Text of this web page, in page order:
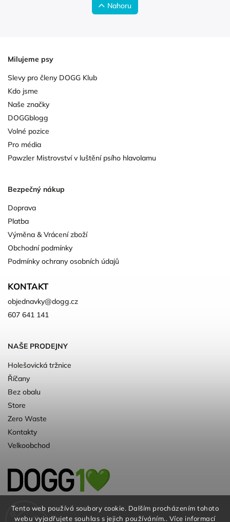
Tento web používá soubory cookie. Dalším procházením tohoto
webu vyjadřujete souhlas s jejich používáním.. Více informací
Nahoru
Milujeme psy
Slevy pro členy DOGG Klub
Kdo jsme
Naše značky
DOGGblogg
Volné pozice
Pro média
Pawzler Mistrovství v luštění psího hlavolamu
Bezpečný nákup
Doprava
Platba
Výměna & Vrácení zboží
Obchodní podmínky
Podmínky ochrany osobních údajů
KONTAKT
objednavky@dogg.cz
607 641 141
NAŠE PRODEJNY
Holešovická tržnice
Říčany
Bez obalu
Store
Zero Waste
Kontakty
Velkoobchod
Kvalitní a ♻️eko chovatelské potřeby pro